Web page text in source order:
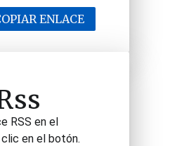
ENLACE
RSS en el
en el botón.